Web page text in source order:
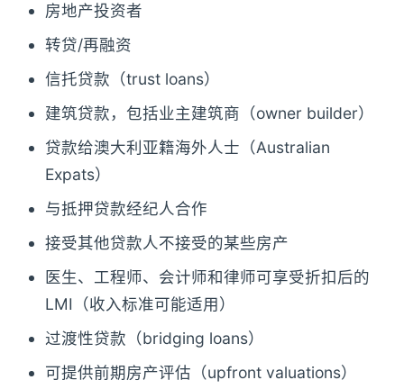
房地产投资者
转贷/再融资
信托贷款（trust loans）
建筑贷款，包括业主建筑商（owner builder）
贷款给澳大利亚籍海外人士（Australian
Expats）
与抵押贷款经纪人合作
接受其他贷款人不接受的某些房产
医生、工程师、会计师和律师可享受折扣后的
LMI（收入标准可能适用）
过渡性贷款（bridging loans）
可提供前期房产评估（upfront valuations）